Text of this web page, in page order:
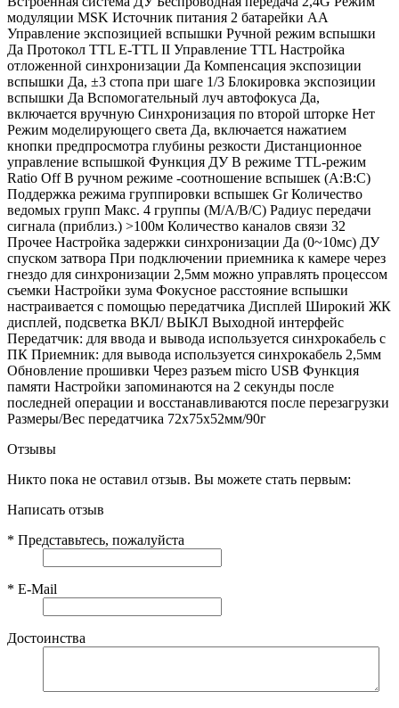
модуляции MSK Источник питания 2 батарейки АА
Управление экспозицией вспышки Ручной режим вспышки
Да Протокол TTL E-TTL II Управление TTL Настройка
отложенной синхронизации Да Компенсация экспозиции
вспышки Да, ±3 стопа при шаге 1/3 Блокировка экспозиции
вспышки Да Вспомогательный луч автофокуса Да,
включается вручную Синхронизация по второй шторке Нет
Режим моделирующего света Да, включается нажатием
кнопки предпросмотра глубины резкости Дистанционное
управление вспышкой Функция ДУ В режиме TTL-режим
Ratio Off В ручном режиме -соотношение вспышек (A:B:C)
Поддержка режима группировки вспышек Gr Количество
ведомых групп Макс. 4 группы (M/A/B/C) Радиус передачи
сигнала (приблиз.) ˃100м Количество каналов связи 32
Прочее Настройка задержки синхронизации Да (0~10мс) ДУ
спуском затвора При подключении приемника к камере через
гнездо для синхронизации 2,5мм можно управлять процессом
съемки Настройки зума Фокусное расстояние вспышки
настраивается с помощью передатчика Дисплей Широкий ЖК
дисплей, подсветка ВКЛ/ ВЫКЛ Выходной интерфейс
Передатчик: для ввода и вывода используется синхрокабель с
ПК Приемник: для вывода используется синхрокабель 2,5мм
Обновление прошивки Через разъем micro USB Функция
памяти Настройки запоминаются на 2 секунды после
последней операции и восстанавливаются после перезагрузки
Размеры/Вес передатчика 72х75х52мм/90г
Отзывы
Никто пока не оставил отзыв. Вы можете стать первым:
Написать отзыв
* Представьтесь, пожалуйста
* E-Mail
Достоинства